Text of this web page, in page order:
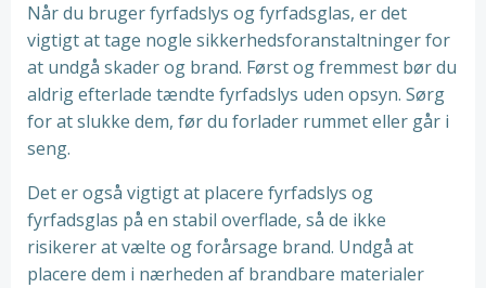
Når du bruger fyrfadslys og fyrfadsglas, er det
vigtigt at tage nogle sikkerhedsforanstaltninger for
at undgå skader og brand. Først og fremmest bør du
aldrig efterlade tændte fyrfadslys uden opsyn. Sørg
for at slukke dem, før du forlader rummet eller går i
seng.
Det er også vigtigt at placere fyrfadslys og
fyrfadsglas på en stabil overflade, så de ikke
risikerer at vælte og forårsage brand. Undgå at
placere dem i nærheden af brandbare materialer